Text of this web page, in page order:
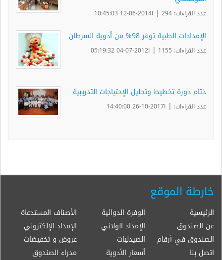
عدد القراءات: 294 | ا2014-06-12 10:45:03
الإمدادات الطبية توفر 98% من أدوية السرطان
عدد القراءات: 1155 | ا2012-07-04 05:19:32
ختام دورة تخطيط وتحليل الإحتياجات التدريبية
عدد القراءات: | ا2017-10-26 14:40:00
خارطة الموقع
الرئيسية الوفرة الدوائية
الأصناف المستدعاة
عن الصندوق
الإمداد الولائي
الإمداد الإلكتروني
الصندوق في أرقام
الصيدليات
عروض و تخفيضات
اتصل بنا
أسعار الأدوية مدراء الصندوق